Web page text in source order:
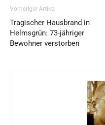
Vorheriger Artikel
Tragischer Hausbrand in
Helmsgrün: 73-jähriger
Bewohner verstorben